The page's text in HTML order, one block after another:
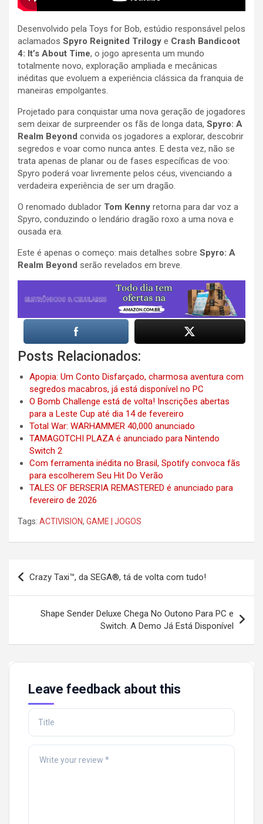
Desenvolvido pela Toys for Bob, estúdio responsável pelos
aclamados Spyro Reignited Trilogy e Crash Bandicoot
4: It’s About Time, o jogo apresenta um mundo
totalmente novo, exploração ampliada e mecânicas
inéditas que evoluem a experiência clássica da franquia de
maneiras empolgantes.
Projetado para conquistar uma nova geração de jogadores
sem deixar de surpreender os fãs de longa data, Spyro: A
Realm Beyond convida os jogadores a explorar, descobrir
segredos e voar como nunca antes. E desta vez, não se
trata apenas de planar ou de fases específicas de voo:
Spyro poderá voar livremente pelos céus, vivenciando a
verdadeira experiência de ser um dragão.
O renomado dublador Tom Kenny retorna para dar voz a
Spyro, conduzindo o lendário dragão roxo a uma nova e
ousada era.
Este é apenas o começo: mais detalhes sobre Spyro: A
Realm Beyond serão revelados em breve.
Posts Relacionados:
Apopia: Um Conto Disfarçado, charmosa aventura com
segredos macabros, já está disponível no PC
O Bomb Challenge está de volta! Inscrições abertas
para a Leste Cup até dia 14 de fevereiro
Total War: WARHAMMER 40,000 anunciado
TAMAGOTCHI PLAZA é anunciado para Nintendo
Switch 2
Com ferramenta inédita no Brasil, Spotify convoca fãs
para escolherem Seu Hit Do Verão
TALES OF BERSERIA REMASTERED é anunciado para
fevereiro de 2026
Tags: ACTIVISION, GAME | JOGOS
Post
navigation
Crazy Taxi™, da SEGA®, tá de volta com tudo!
Shape Sender Deluxe Chega No Outono Para PC e
Switch. A Demo Já Está Disponível
Leave feedback about this